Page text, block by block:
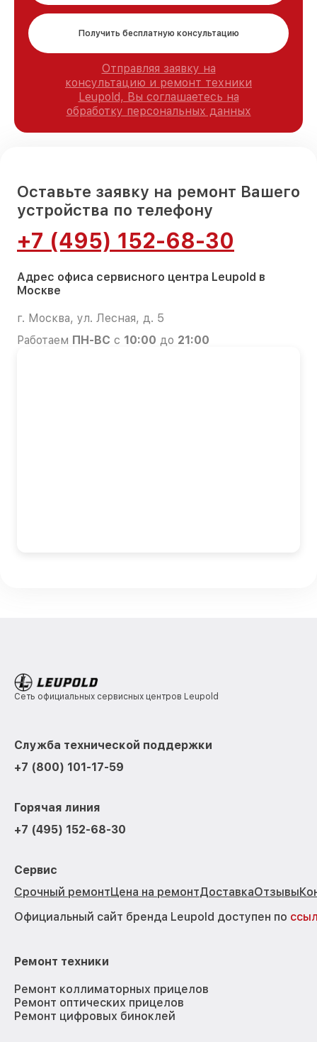
Получить бесплатную консультацию
Отправляя заявку на
консультацию и ремонт техники
Leupold, Вы соглашаетесь на
обработку персональных данных
Оставьте заявку на ремонт Вашего
устройства по телефону
+7 (495) 152-68-30
Адрес офиса сервисного центра Leupold в
Москве
г. Москва, ул. Лесная, д. 5
Работаем ПН-ВС с 10:00 до 21:00
Сеть официальных сервисных центров Leupold
Служба технической поддержки
+7 (800) 101-17-59
Горячая линия
+7 (495) 152-68-30
Сервис
Срочный ремонтЦена на ремонтДоставкаОтзывы
Официальный сайт бренда Leupold доступен по
Ремонт техники
Ремонт коллиматорных прицелов
Ремонт оптических прицелов
Ремонт цифровых биноклей